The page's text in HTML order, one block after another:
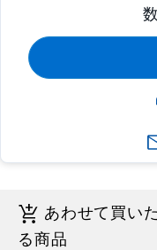
あわせて買い
る商品